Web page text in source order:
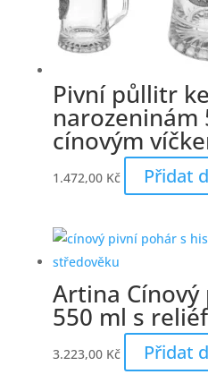
Pivní půllitr
narozeninám
cínovým
1.472,00 Kč Přidat
Artina
550 ml s
3.223,00 Kč Přidat